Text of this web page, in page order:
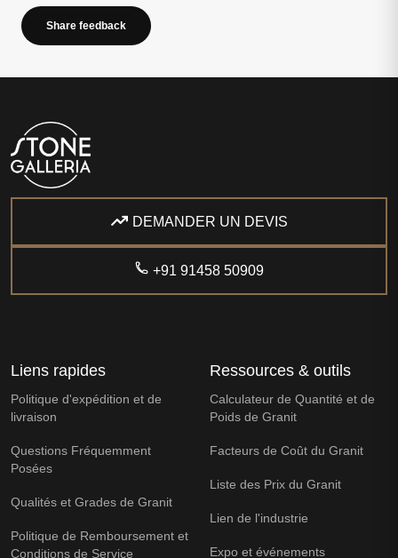
Share feedback
DEMANDER UN DEVIS
+91 91458 50909
Liens rapides
Politique d'expédition et de
livraison
Questions Fréquemment
Posées
Qualités et Grades de Granit
Politique de Remboursement et
Conditions de Service
Ressources & outils
Calculateur de Quantité et de
Poids de Granit
Facteurs de Coût du Granit
Liste des Prix du Granit
Lien de l'industrie
Expo et événements